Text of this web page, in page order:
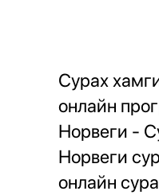
Сурах
онлайн
Норвеги -
Норвеги
онлайн